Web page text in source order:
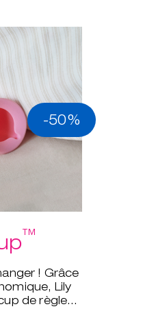
-50%
™
! Grâce
Lily
de règles